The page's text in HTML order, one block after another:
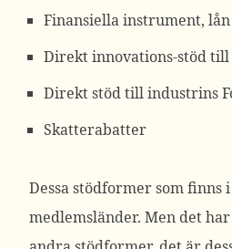
Finansiella instrument, lån
Direkt innovations-stöd
Direkt stöd till industrins
Skatterabatter
Dessa stödformer som finns
medlemsländer. Men det